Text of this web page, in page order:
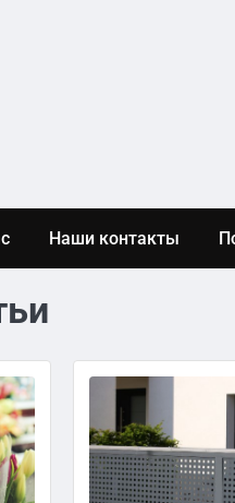
Наши контакты